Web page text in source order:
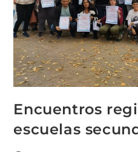
Encuentros
escuelas